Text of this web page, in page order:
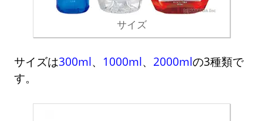
サイズ
サイズは300ml、 1000ml、 2000mlの3種類で
す。